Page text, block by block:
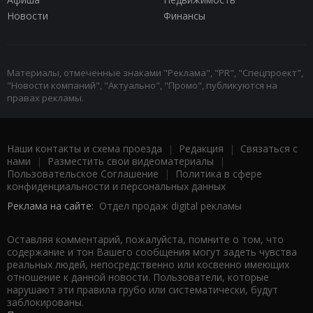
Новости
Финансы
Материалы, отмеченные знаками "Реклама", "PR", "Спецпроект",
"Новости компаний", "Актуально", "Промо", публикуются на
правах рекламы.
Наши контакты и схема проезда | Редакция | Связаться с
нами | Разместить свои видеоматериалы |
Пользовательское Соглашение |
Политика в сфере
конфиденциальности и персональных данных
Реклама на сайте: Отдел продаж digital рекламы
Оставляя комментарий, пожалуйста, помните о том, что
содержание и тон Вашего сообщения могут задеть чувства
реальных людей, непосредственно или косвенно имеющих
отношение к данной новости. Пользователи, которые
нарушают эти правила грубо или систематически, будут
заблокированы.